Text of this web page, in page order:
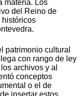
materia. Los
del Reino de
históricos
patrimonio cultural
con rango de ley
archivos y al
conceptos
o el de